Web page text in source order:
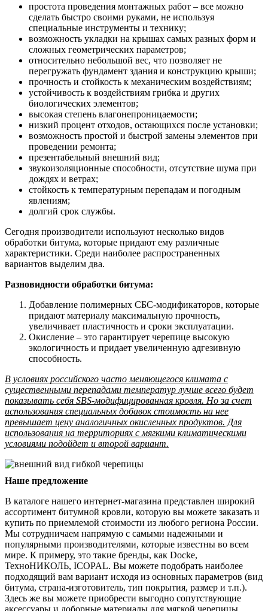
простота проведения монтажных работ – все можно
сделать быстро своими руками, не используя
специальные инструменты и технику;
возможность укладки на крышах самых разных форм и
сложных геометрических параметров;
относительно небольшой вес, что позволяет не
перегружать фундамент здания и конструкцию крыши;
прочность и стойкость к механическим воздействиям;
устойчивость к воздействиям грибка и других
биологических элементов;
высокая степень влагонепроницаемости;
низкий процент отходов, остающихся после установки;
возможность простой и быстрой замены элементов при
проведении ремонта;
презентабельный внешний вид;
звукоизоляционные способности, отсутствие шума при
дождях и ветрах;
стойкость к температурным перепадам и погодным
явлениям;
долгий срок службы.
Сегодня производители используют несколько видов
обработки битума, которые придают ему различные
характеристики. Среди наиболее распространенных
вариантов выделим два.
Разновидности обработки битума:
Добавление полимерных СБС-модификаторов, которые
придают материалу максимальную прочность,
увеличивает пластичность и сроки эксплуатации.
Окисление – это гарантирует черепице высокую
экологичность и придает увеличенную адгезивную
способность.
В условиях российского часто меняющегося климата с
существенными перепадами температур лучше всего будет
показывать себя SBS-модифицированная кровля. Но за счет
использования специальных добавок стоимость на нее
превышает цену аналогичных окисленных продуктов. Для
использования на территориях с мягкими климатическими
условиями подойдет и второй вариант.
Наше предложение
В каталоге нашего интернет-магазина представлен широкий
ассортимент битумной кровли, которую вы можете заказать и
купить по приемлемой стоимости из любого региона России.
Мы сотрудничаем напрямую с самыми надежными и
популярными производителями, которые известны во всем
мире. К примеру, это такие бренды, как Docke,
ТехноНИКОЛЬ, ICOPAL. Вы можете подобрать наиболее
подходящий вам вариант исходя из основных параметров (вид
битума, страна-изготовитель, тип покрытия, размер и т.п.).
Здесь же вы можете приобрести выгодно сопутствующие
аксессуары и доборные материалы для мягкой черепицы.